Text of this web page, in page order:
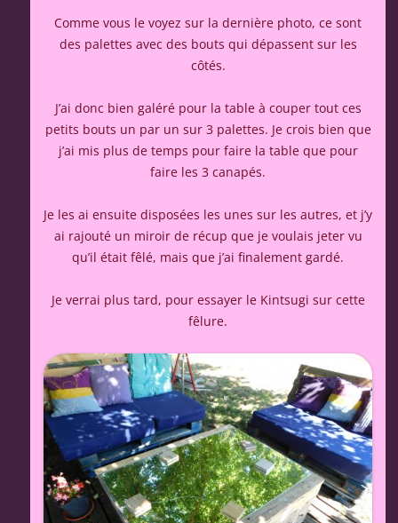
Comme vous le voyez sur la dernière photo, ce sont
des palettes avec des bouts qui dépassent sur les
côtés.
J’ai donc bien galéré pour la table à couper tout ces
petits bouts un par un sur 3 palettes. Je crois bien que
j’ai mis plus de temps pour faire la table que pour
faire les 3 canapés.
Je les ai ensuite disposées les unes sur les autres, et j’y
ai rajouté un miroir de récup que je voulais jeter vu
qu’il était fêlé, mais que j’ai finalement gardé.
Je verrai plus tard, pour essayer le Kintsugi sur cette
fêlure.